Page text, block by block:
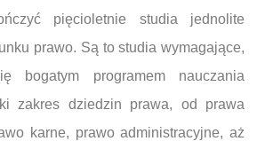
pięcioletnie studia jednolite
prawo. Są to studia wymagające,
bogatym programem nauczania
zakres dziedzin prawa, od prawa
karne, prawo administracyjne, aż